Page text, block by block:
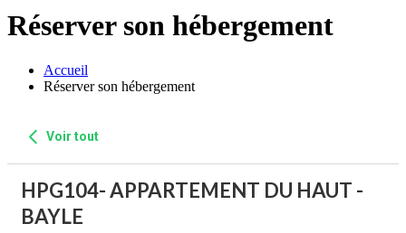
Réserver son hébergement
Accueil
Réserver son hébergement
Voir tout
HPG104- APPARTEMENT DU HAUT -
BAYLE